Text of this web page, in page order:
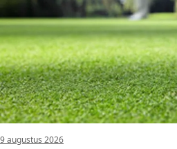
9 augustus 2026